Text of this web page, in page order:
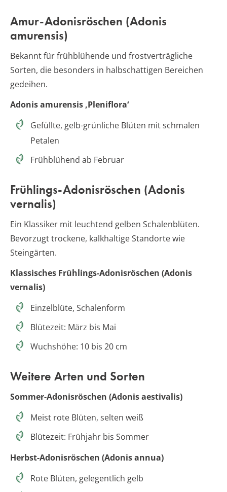
Amur-Adonisröschen (Adonis
amurensis)
Bekannt für frühblühende und frostverträgliche
Sorten, die besonders in halbschattigen Bereichen
gedeihen.
Adonis amurensis ‚Pleniflora‘
Gefüllte, gelb-grünliche Blüten mit schmalen
Petalen
Frühblühend ab Februar
Frühlings-Adonisröschen (Adonis
vernalis)
Ein Klassiker mit leuchtend gelben Schalenblüten.
Bevorzugt trockene, kalkhaltige Standorte wie
Steingärten.
Klassisches Frühlings-Adonisröschen (Adonis
vernalis)
Einzelblüte, Schalenform
Blütezeit: März bis Mai
Wuchshöhe: 10 bis 20 cm
Weitere Arten und Sorten
Sommer-Adonisröschen (Adonis aestivalis)
Meist rote Blüten, selten weiß
Blütezeit: Frühjahr bis Sommer
Herbst-Adonisröschen (Adonis annua)
Rote Blüten, gelegentlich gelb